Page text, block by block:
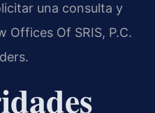
una consulta y
Offices Of SRIS, P.C.